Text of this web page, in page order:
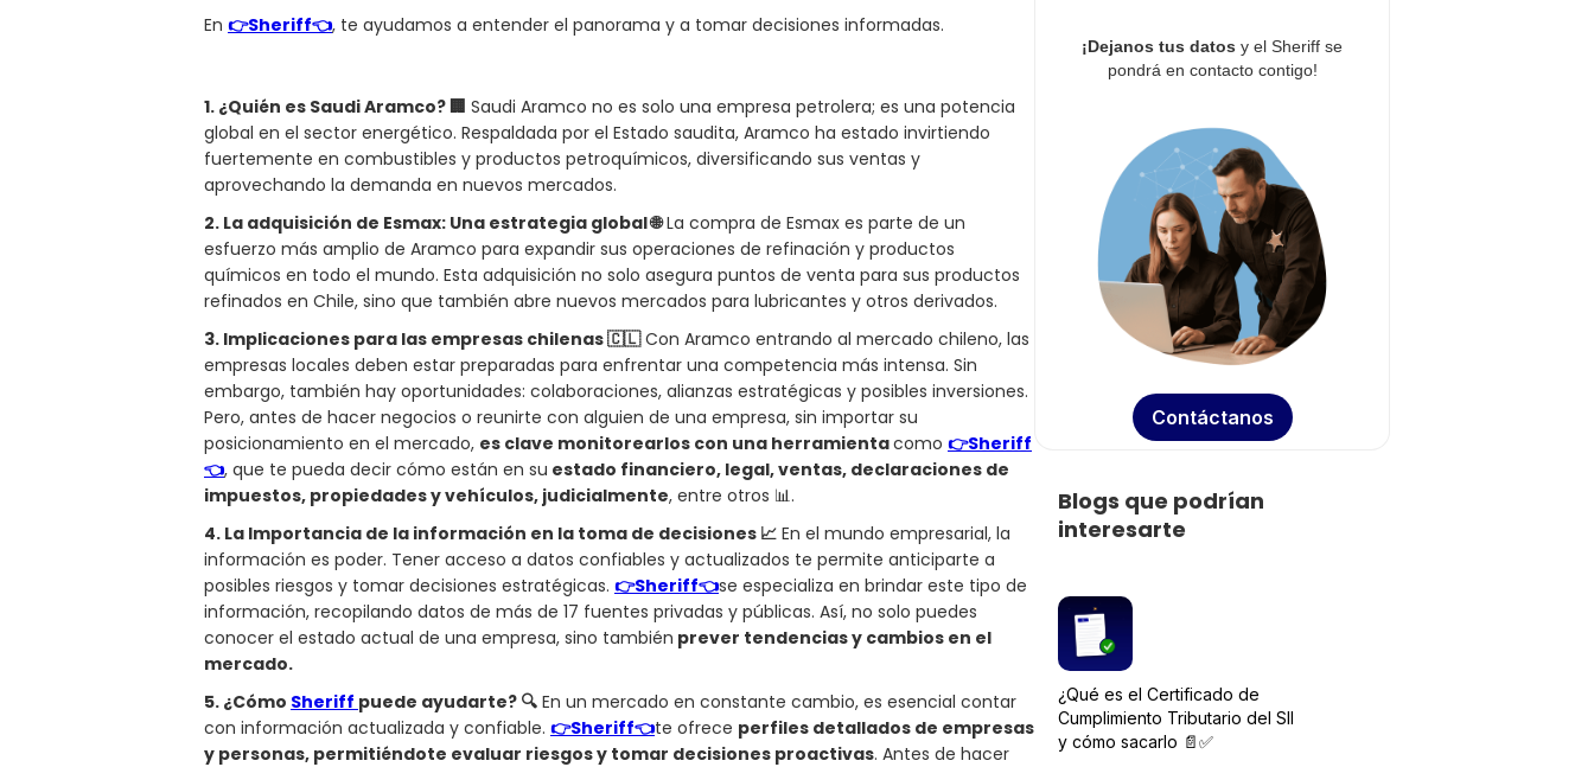
En 👉Sheriff👈, te ayudamos a entender el panorama y a tomar decisiones informadas.
1. ¿Quién es Saudi Aramco? 🏢 Saudi Aramco no es solo una empresa petrolera; es una potencia
global en el sector energético. Respaldada por el Estado saudita, Aramco ha estado invirtiendo
fuertemente en combustibles y productos petroquímicos, diversificando sus ventas y
aprovechando la demanda en nuevos mercados.
2. La adquisición de Esmax: Una estrategia global 🌐La compra de Esmax es parte de un
esfuerzo más amplio de Aramco para expandir sus operaciones de refinación y productos
químicos en todo el mundo. Esta adquisición no solo asegura puntos de venta para sus productos
refinados en Chile, sino que también abre nuevos mercados para lubricantes y otros derivados.
3. Implicaciones para las empresas chilenas 🇨🇱Con Aramco entrando al mercado chileno, las
empresas locales deben estar preparadas para enfrentar una competencia más intensa. Sin
embargo, también hay oportunidades: colaboraciones, alianzas estratégicas y posibles inversiones.
Pero, antes de hacer negocios o reunirte con alguien de una empresa, sin importar su
posicionamiento en el mercado, es clave monitorearlos con una herramientacomo 👉Sheriff
👈, que te pueda decir cómo están en su estado financiero, legal, ventas, declaraciones de
impuestos, propiedades y vehículos, judicialmente, entre otros 📊.
4. La Importancia de la información en la toma de decisiones 📈 En el mundo empresarial, la
información es poder. Tener acceso a datos confiables y actualizados te permite anticiparte a
posibles riesgos y tomar decisiones estratégicas. 👉Sheriff👈se especializa en brindar este tipo de
información, recopilando datos de más de 17 fuentes privadas y públicas. Así, no solo puedes
conocer el estado actual de una empresa, sino también prever tendencias y cambios en el
mercado.
5. ¿Cómo Sheriff puede ayudarte? 🔍 En un mercado en constante cambio, es esencial contar
con información actualizada y confiable. 👉Sheriff👈te ofrece perfiles detallados de empresas
y personas, permitiéndote evaluar riesgos y tomar decisiones proactivas. Antes de hacer
¡Dejanos tus datos y el Sheriff se
pondrá en contacto contigo!
Contáctanos
Blogs que podrían
interesarte
¿Qué es el Certificado de
Cumplimiento Tributario del SII
y cómo sacarlo 📄✅